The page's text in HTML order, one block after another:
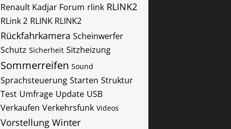
Renault Kadjar Forum rlink RLINK2
RLink 2 RLINK RLINK2
Rückfahrkamera Scheinwerfer
Schutz Sicherheit Sitzheizung
Sommerreifen Sound
Sprachsteuerung Starten Struktur
Test Umfrage Update USB
Verkaufen Verkehrsfunk Videos
Vorstellung Winter